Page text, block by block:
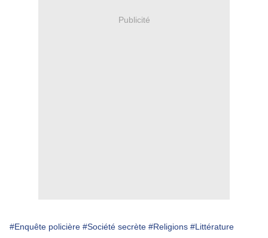
Publicité
#Enquête policière #Société secrète #Religions #Littérature